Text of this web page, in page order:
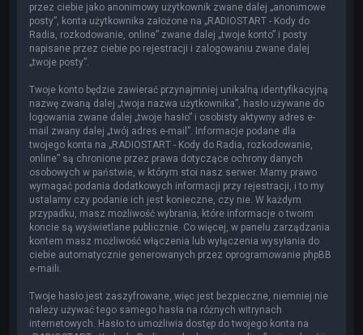
przez ciebie jako anonimowy użytkownik zwane dalej „anonimowe
posty”, konta użytkownika założone na „RADIOSTART - Kody do
Radia, rozkodowanie, online” zwane dalej „twoje konto” i posty
napisane przez ciebie po rejestracji i zalogowaniu zwane dalej
„twoje posty”.
Twoje konto będzie zawierać przynajmniej unikalną identyfikacyjną
nazwę zwaną dalej „twoja nazwa użytkownika”, hasło używane do
logowania zwane dalej „twoje hasło” i osobisty aktywny adres e-
mail zwany dalej „twój adres e-mail”. Informacje podane dla
twojego konta na „RADIOSTART - Kody do Radia, rozkodowanie,
online” są chronione przez prawa dotyczące ochrony danych
osobowych w państwie, w którym stoi nasz serwer. Mamy prawo
wymagać podania dodatkowych informacji przy rejestracji, i to my
ustalamy czy podanie ich jest konieczne, czy nie. W każdym
przypadku, masz możliwość wybrania, które informacje o twoim
koncie są wyświetlane publicznie. Co więcej, w panelu zarządzania
kontem masz możliwość włączenia lub wyłączenia wysyłania do
ciebie automatycznie generowanych przez oprogramowanie phpBB
e-maili.
Twoje hasło jest zaszyfrowane, więc jest bezpieczne, niemniej nie
należy używać tego samego hasła na różnych witrynach
internetowych. Hasło to umożliwia dostęp do twojego konta na